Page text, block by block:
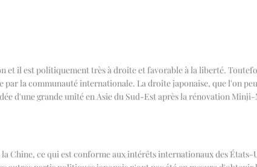
et il est politiquement très à droite et favorable à la liberté.
la communauté internationale. La droite japonaise, que l'on
d'une grande unité en Asie du Sud-Est après la rénovation
Chine, ce qui est conforme aux intérêts internationaux des